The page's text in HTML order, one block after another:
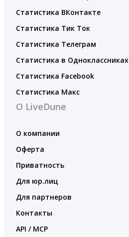
Статистика ВКонтакте
Статистика Тик Ток
Статистика Телеграм
Статистика в Одноклассниках
Статистика Facebook
Статистика Макс
О LiveDune
О компании
Оферта
Приватность
Для юр.лиц
Для партнеров
Контакты
API / MCP